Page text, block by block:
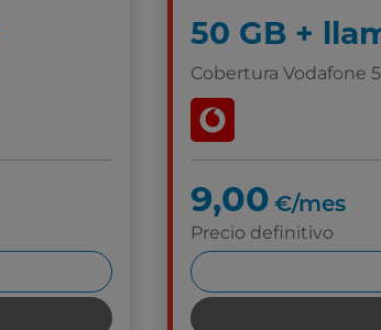
50 GB +
Cobertura Vodafone
9,00 €/mes
Precio definitivo